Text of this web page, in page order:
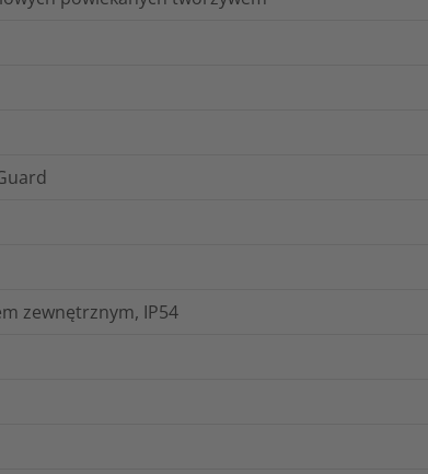
zewnętrznym, IP54